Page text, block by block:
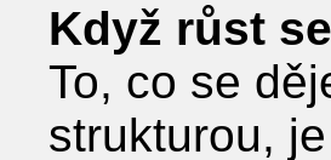
Když růst
To, co se
strukturou,